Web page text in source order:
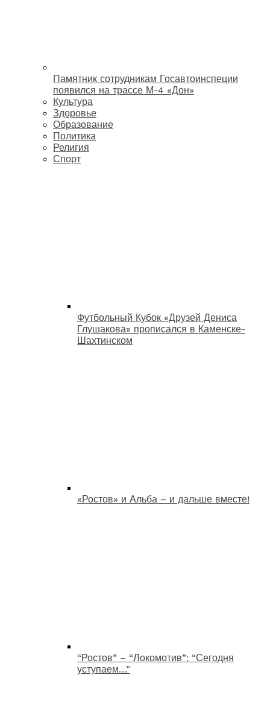
Памятник сотрудникам Госавтоинспеции
появился на трассе М-4 «Дон»
Культура
Здоровье
Образование
Политика
Религия
Спорт
Футбольный Кубок «Друзей Дениса
Глушакова» прописался в Каменске-
Шахтинском
«Ростов» и Альба – и дальше вместе!
“Ростов” – “Локомотив”: “Сегодня
уступаем…”